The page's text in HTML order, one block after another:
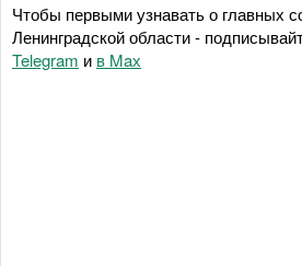
Чтобы первыми узнавать о главных
Ленинградской области -
Telegram и в Maх